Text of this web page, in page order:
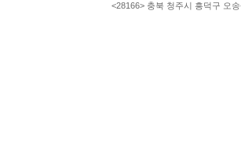
<28166> 충북 청주시 흥덕구 오